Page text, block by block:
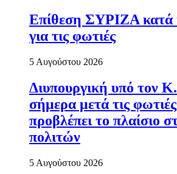
Επίθεση ΣΥΡΙΖΑ κατά
για τις φωτιές
5 Αυγούστου 2026
Διυπουργική υπό τον
σήμερα μετά τις
προβλέπει το πλαίσιο
πολιτών
5 Αυγούστου 2026